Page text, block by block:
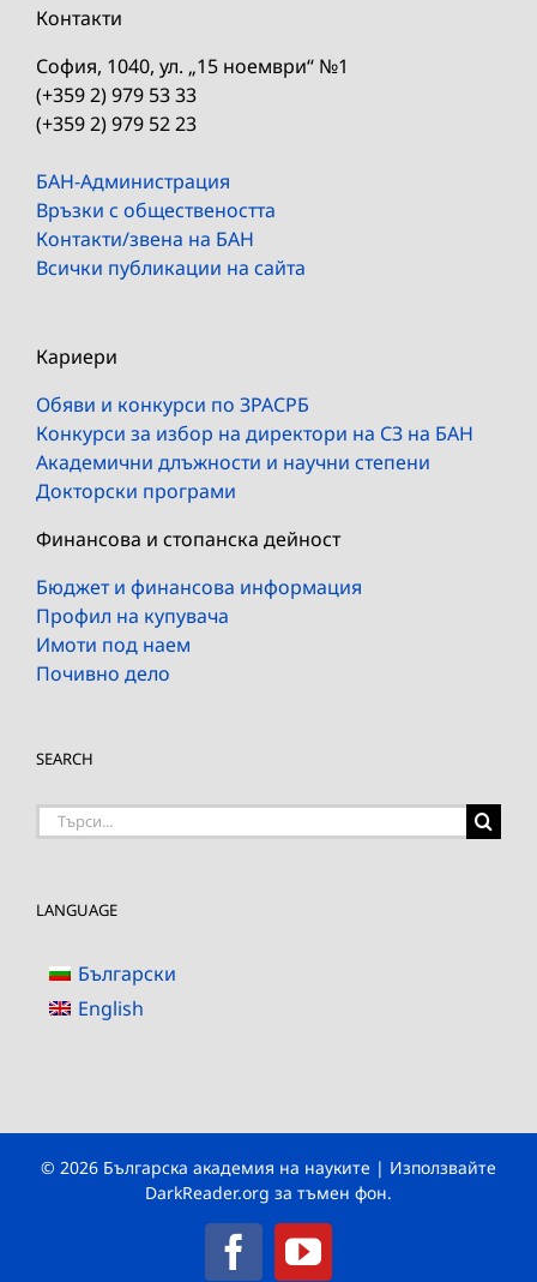
Контакти
София, 1040, ул. „15 ноември“ №1
(+359 2) 979 53 33
(+359 2) 979 52 23
БАН-Администрация
Връзки с обществеността
Контакти/звена на БАН
Всички публикации на сайта
Кариери
Обяви и конкурси по ЗРАСРБ
Конкурси за избор на директори на СЗ на БАН
Академични длъжности и научни степени
Докторски програми
Финансова и стопанска дейност
Бюджет и финансова информация
Профил на купувача
Имоти под наем
Почивно дело
SEARCH
Търсене
LANGUAGE
Български
English
© 2026 Българска академия на науките | Използвайте
DarkReader.org за тъмен фон.
FacebookYouTube